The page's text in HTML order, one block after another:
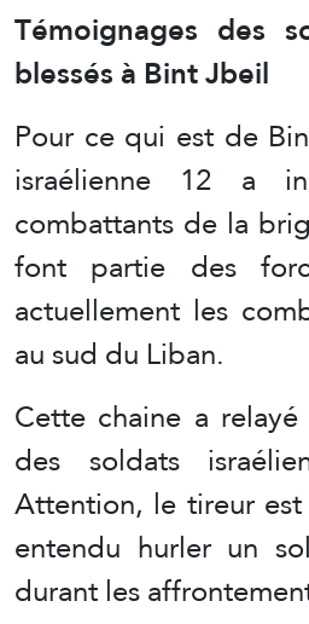
Témoignages des
blessés à Bint Jbeil
Pour ce qui est de
israélienne 12 a
combattants de la
font partie des
actuellement les
au sud du Liban.
Cette chaine a
des soldats
Attention, le tireur
entendu hurler un
durant les